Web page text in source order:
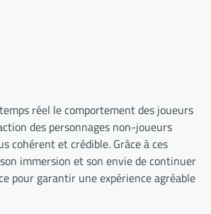
réel le comportement des joueurs
des personnages non-joueurs
cohérent et crédible. Grâce à ces
immersion et son envie de continuer
pour garantir une expérience agréable